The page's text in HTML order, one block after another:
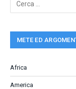
METE ED
Africa
America